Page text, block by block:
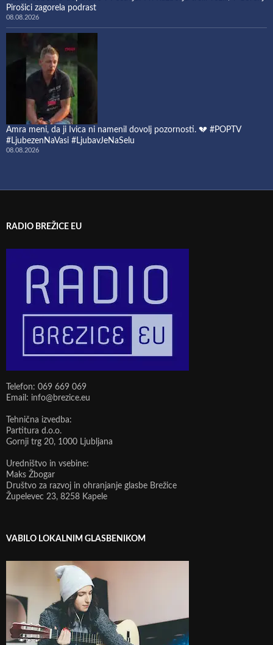
Pirošici zagorela podrast
08.08.2026
Amra meni, da ji Ivica ni namenil dovolj pozornosti. 💔 #POPTV
#LjubezenNaVasi #LjubavJeNaSelu
08.08.2026
RADIO BREŽICE EU
Telefon: 069 669 069
Email: info@brezice.eu
Tehnična izvedba:
Partitura d.o.o.
Gornji trg 20, 1000 Ljubljana
Uredništvo in vsebine:
Maks Žbogar
Društvo za razvoj in ohranjanje glasbe Brežice
Župelevec 23, 8258 Kapele
VABILO LOKALNIM GLASBENIKOM